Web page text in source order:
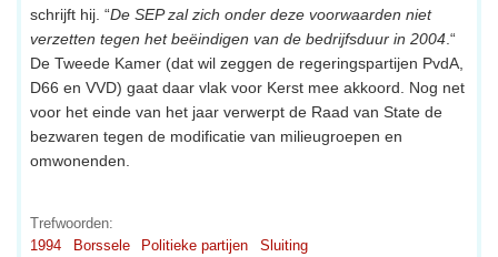
schrijft hij. “De SEP zal zich onder deze voorwaarden niet
verzetten tegen het beëindigen van de bedrijfsduur in 2004 .“
De Tweede Kamer (dat wil zeggen de regeringspartijen PvdA,
D66 en VVD) gaat daar vlak voor Kerst mee akkoord. Nog net
voor het einde van het jaar verwerpt de Raad van State de
bezwaren tegen de modificatie van milieugroepen en
omwonenden.
Trefwoorden:
1994
Borssele Politieke partijen
Sluiting